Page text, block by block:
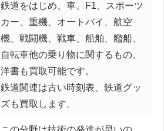
鉄道をはじめ、車、F1、スポーツ
カー、重機、オートバイ、航空
機、戦闘機、戦車、船舶、艦船、
自転車他の乗り物に関するもの。
洋書も買取可能です。
鉄道関連は古い時刻表、鉄道グッ
ズも買取します。